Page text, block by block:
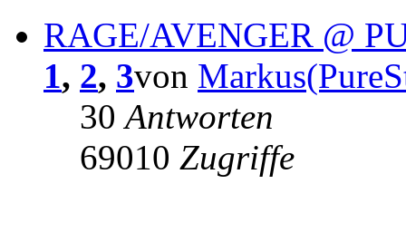
RAGE/AVENGER @
1, 2, 3von
30Antworten
69010 Zugriffe